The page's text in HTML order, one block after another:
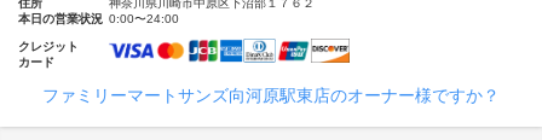
住所
神奈川県川崎市中原区下沼部１７６２
本日の営業状況 0:00〜24:00
クレジット
カード
ファミリーマートサンズ向河原駅東店のオーナー様ですか？